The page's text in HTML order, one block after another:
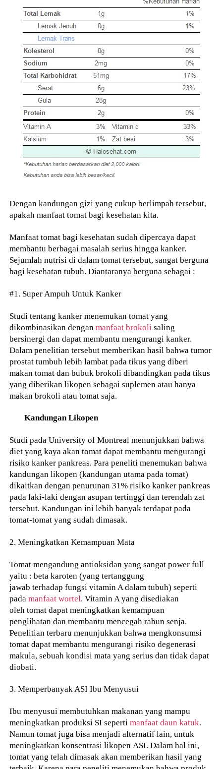
Dengan kandungan gizi yang cukup berlimpah tersebut,
apakah manfaat tomat bagi kesehatan kita.
Manfaat tomat bagi kesehatan sudah dipercaya dapat
membantu berbagai masalah serius hingga kanker.
Sejumlah nutrisi di dalam tomat tersebut, sangat berguna
bagi kesehatan tubuh. Diantaranya berguna sebagai :
#1. Super Ampuh Untuk Kanker
Studi tentang kanker menemukan tomat yang
dikombinasikan denganmanfaat brokoli saling
bersinergi dan dapat membantu mengurangi kanker.
Dalam penelitian tersebut memberikan hasil bahwa tumor
prostat tumbuh lebih lambat pada tikus yang diberi
makan tomat dan bubuk brokoli dibandingkan pada tikus
yang diberikan likopen sebagai suplemen atau hanya
makan brokoli atau tomat saja.
Kandungan Likopen
Studi pada University of Montreal menunjukkan bahwa
diet yang kaya akan tomat dapat membantu mengurangi
risiko kanker pankreas. Para peneliti menemukan bahwa
kandungan likopen (kandungan utama pada tomat)
dikaitkan dengan penurunan 31% risiko kanker pankreas
pada laki-laki dengan asupan tertinggi dan terendah zat
tersebut. Kandungan ini lebih banyak terdapat pada
tomat-tomat yang sudah dimasak.
2. Meningkatkan Kemampuan Mata
Tomat mengandung antioksidan yang sangat power full
yaitu : beta karoten (yang tertanggung
jawab terhadap fungsi vitamin A dalam tubuh) seperti
padamanfaat wortel. Vitamin A yang disediakan
oleh tomat dapat meningkatkan kemampuan
penglihatan dan membantu mencegah rabun senja.
Penelitian terbaru menunjukkan bahwa mengkonsumsi
tomat dapat membantu mengurangi risiko degenerasi
makula, sebuah kondisi mata yang serius dan tidak dapat
diobati.
3. Memperbanyak ASI Ibu Menyusui
Ibu menyusui membutuhkan makanan yang mampu
meningkatkan produksi SI sepertimanfaat daun katuk.
Namun tomat juga bisa menjadi alternatif lain, untuk
meningkatkan konsentrasi likopen ASI. Dalam hal ini,
tomat yang telah dimasak akan memberikan hasil yang